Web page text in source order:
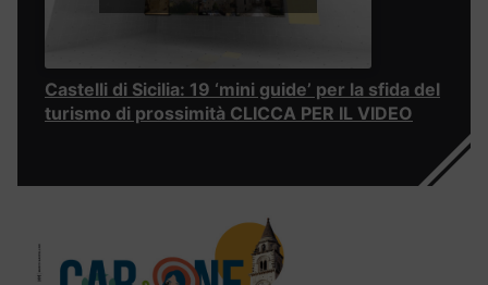
Castelli di Sicilia: 19 ‘mini guide’ per la sfida del
turismo di prossimità CLICCA PER IL VIDEO